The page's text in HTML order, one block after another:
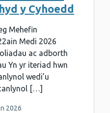
y Cyhoedd
Mehefin
Medi 2026
ac adborth
Yn yr iteriad hwn
wedi’u
[…]
2026